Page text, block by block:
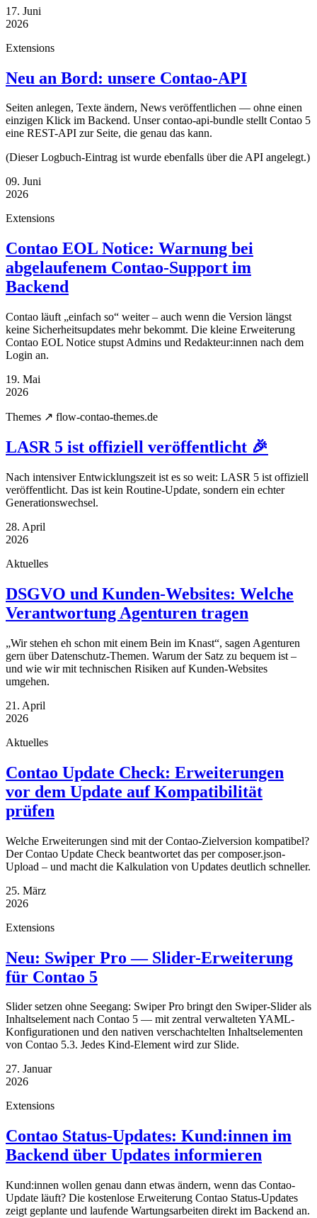
17. Juni
2026
Extensions
Neu an Bord: unsere Contao-API
Seiten anlegen, Texte ändern, News veröffentlichen — ohne einen
einzigen Klick im Backend. Unser contao-api-bundle stellt Contao 5
eine REST-API zur Seite, die genau das kann.
(Dieser Logbuch-Eintrag ist wurde ebenfalls über die API angelegt.)
09. Juni
2026
Extensions
Contao EOL Notice: Warnung bei
abgelaufenem Contao-Support im
Backend
Contao läuft „einfach so“ weiter – auch wenn die Version längst
keine Sicherheitsupdates mehr bekommt. Die kleine Erweiterung
Contao EOL Notice stupst Admins und Redakteur:innen nach dem
Login an.
19. Mai
2026
Themes ↗ flow-contao-themes.de
LASR 5 ist offiziell veröffentlicht 🎉
Nach intensiver Entwicklungszeit ist es so weit: LASR 5 ist offiziell
veröffentlicht. Das ist kein Routine-Update, sondern ein echter
Generationswechsel.
28. April
2026
Aktuelles
DSGVO und Kunden-Websites: Welche
Verantwortung Agenturen tragen
„Wir stehen eh schon mit einem Bein im Knast“, sagen Agenturen
gern über Datenschutz-Themen. Warum der Satz zu bequem ist –
und wie wir mit technischen Risiken auf Kunden-Websites
umgehen.
21. April
2026
Aktuelles
Contao Update Check: Erweiterungen
vor dem Update auf Kompatibilität
prüfen
Welche Erweiterungen sind mit der Contao-Zielversion kompatibel?
Der Contao Update Check beantwortet das per composer.json-
Upload – und macht die Kalkulation von Updates deutlich schneller.
25. März
2026
Extensions
Neu: Swiper Pro — Slider-Erweiterung
für Contao 5
Slider setzen ohne Seegang: Swiper Pro bringt den Swiper-Slider als
Inhaltselement nach Contao 5 — mit zentral verwalteten YAML-
Konfigurationen und den nativen verschachtelten Inhaltselementen
von Contao 5.3. Jedes Kind-Element wird zur Slide.
27. Januar
2026
Extensions
Contao Status-Updates: Kund:innen im
Backend über Updates informieren
Kund:innen wollen genau dann etwas ändern, wenn das Contao-
Update läuft? Die kostenlose Erweiterung Contao Status-Updates
zeigt geplante und laufende Wartungsarbeiten direkt im Backend an.